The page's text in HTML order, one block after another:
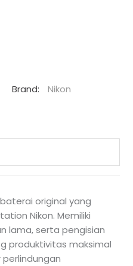
Brand: Nikon
original yang
Nikon. Memiliki
lama, serta pengisian
produktivitas maksimal
perlindungan